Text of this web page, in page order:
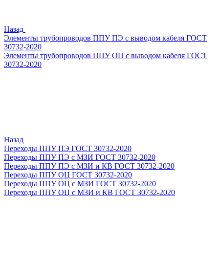
Назад
Элементы трубопроводов ППУ ПЭ с выводом кабеля ГОСТ
30732-2020
Элементы трубопроводов ППУ ОЦ с выводом кабеля ГОСТ
30732-2020
Назад
Переходы ППУ ПЭ ГОСТ 30732-2020
Переходы ППУ ПЭ с МЗИ ГОСТ 30732-2020
Переходы ППУ ПЭ с МЗИ и КВ ГОСТ 30732-2020
Переходы ППУ ОЦ ГОСТ 30732-2020
Переходы ППУ ОЦ с МЗИ ГОСТ 30732-2020
Переходы ППУ ОЦ с МЗИ и КВ ГОСТ 30732-2020